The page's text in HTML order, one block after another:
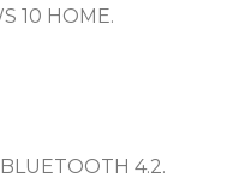
10 HOME.
4.2.